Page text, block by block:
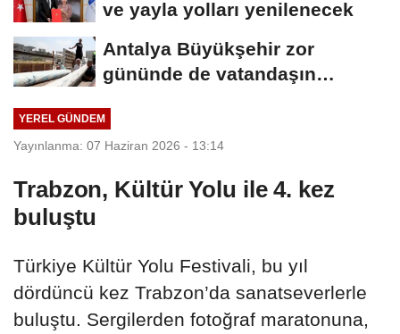
ve yayla yolları yenilenecek
Antalya Büyükşehir zor
gününde de vatandaşın
YEREL GÜNDEM
Yayınlanma: 07 Haziran 2026 - 13:14
Trabzon, Kültür Yolu ile 4. kez
buluştu
Türkiye Kültür Yolu Festivali, bu yıl
dördüncü kez Trabzon’da sanatseverlerle
buluştu. Sergilerden fotoğraf maratonuna,